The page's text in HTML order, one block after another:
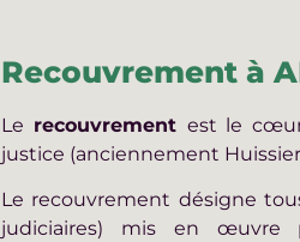
Recouvrement à
Le recouvrement est le
justice (anciennement
Le recouvrement désigne
judiciaires) mis en œuvre